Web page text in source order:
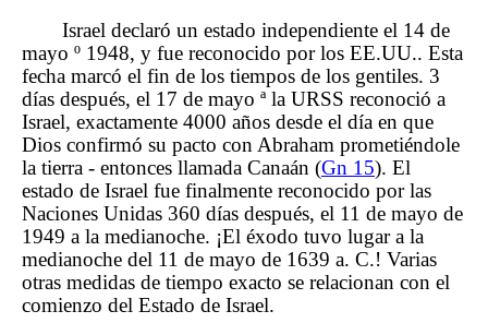
Israel declaró un estado independiente el 14 de
mayo º 1948, y fue reconocido por los EE.UU.. Esta
fecha marcó el fin de los tiempos de los gentiles. 3
días después, el 17 de mayo ª la URSS reconoció a
Israel, exactamente 4000 años desde el día en que
Dios confirmó su pacto con Abraham prometiéndole
la tierra - entonces llamada Canaán (Gn 15). El
estado de Israel fue finalmente reconocido por las
Naciones Unidas 360 días después, el 11 de mayo de
1949 a la medianoche. ¡El éxodo tuvo lugar a la
medianoche del 11 de mayo de 1639 a. C.! Varias
otras medidas de tiempo exacto se relacionan con el
comienzo del Estado de Israel.